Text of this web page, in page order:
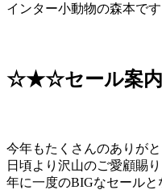
インター小動物の森本です
☆★☆セール案
今年もたくさんのありがと
日頃より沢山のご愛顧賜
年に一度のBIGなセールと